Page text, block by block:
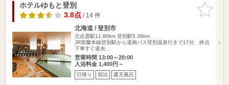
お気に入
りに追加
ホテルゆもと登別
3.8点/ 14 件
北海道 / 登別市
北吉原駅11.80km 登別駅5.38km
JR室蘭本線登別駅から道南バス登別温泉行きで17分、終点
下車すぐ道央…
営業時間 13:00～20:00
入浴料金 1,400円～
日帰り 宿泊 露天風呂